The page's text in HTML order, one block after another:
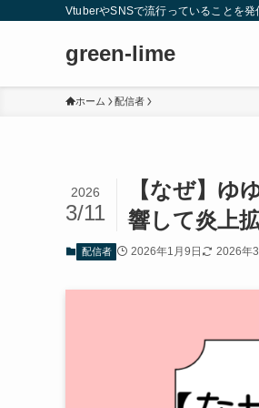
VtuberやSNSで流行っていることを発
green-lime
ホーム 配信者
【なぜ】ゆ
響して炎上
2026
3/11
配信者 2026年1月9日 2026年